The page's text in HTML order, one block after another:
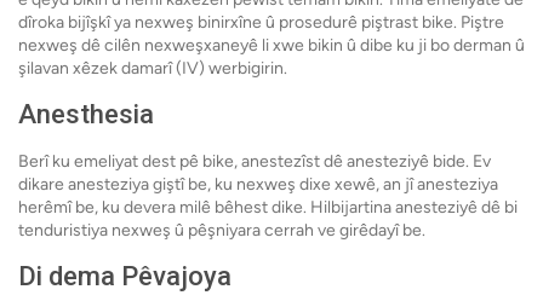
dîroka bijîşkî ya nexweş binirxîne û prosedurê piştrast bike. Piştre
nexweş dê cilên nexweşxaneyê li xwe bikin û dibe ku ji bo derman û
şilavan xêzek damarî (IV) werbigirin.
Anesthesia
Berî ku emeliyat dest pê bike, anestezîst dê anesteziyê bide. Ev
dikare anesteziya giştî be, ku nexweş dixe xewê, an jî anesteziya
herêmî be, ku devera milê bêhest dike. Hilbijartina anesteziyê dê bi
tenduristiya nexweş û pêşniyara cerrah ve girêdayî be.
Di dema Pêvajoya